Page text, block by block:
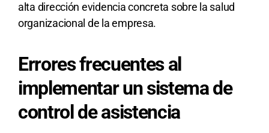
alta dirección evidencia concreta sobre la salud
organizacional de la empresa.
Errores frecuentes al
implementar un sistema de
control de asistencia